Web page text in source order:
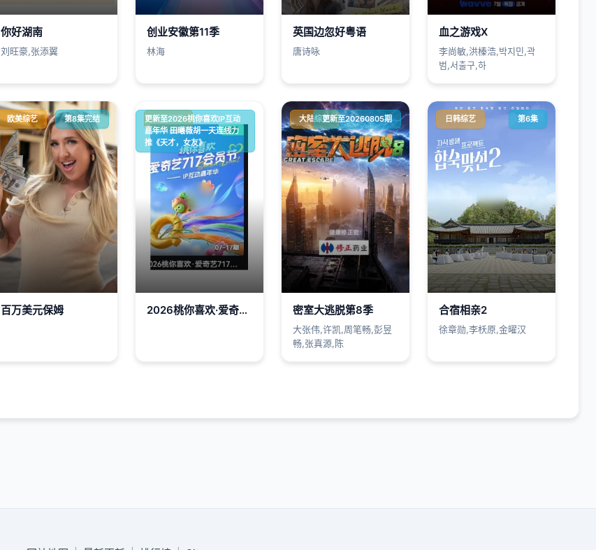
你好湖南
刘旺豪,张添翼
创业安徽第11季
林海
英国边忽好粤语
唐诗咏
血之游戏X
李尚敏,洪榛浩,박지민,곽
범,서출구,하
欧美综艺 第8集完结
百万美元保姆
大陆综艺
更新至2026桃你喜欢IP互动
嘉年华 田曦薇胡一天连线力
推《天才，女友》
2026桃你喜欢·爱奇艺717会员节——IP互动嘉年华
大陆综艺更新至20260805期
密室大逃脱第8季
大张伟,许凯,周笔畅,彭昱
畅,张真源,陈
日韩综艺 第6集
合宿相亲2
徐章勋,李枖原,金曜汉